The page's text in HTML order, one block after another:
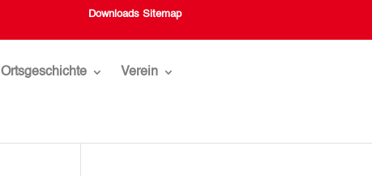
Downloads Sitemap
Ortsgeschichte
Verein